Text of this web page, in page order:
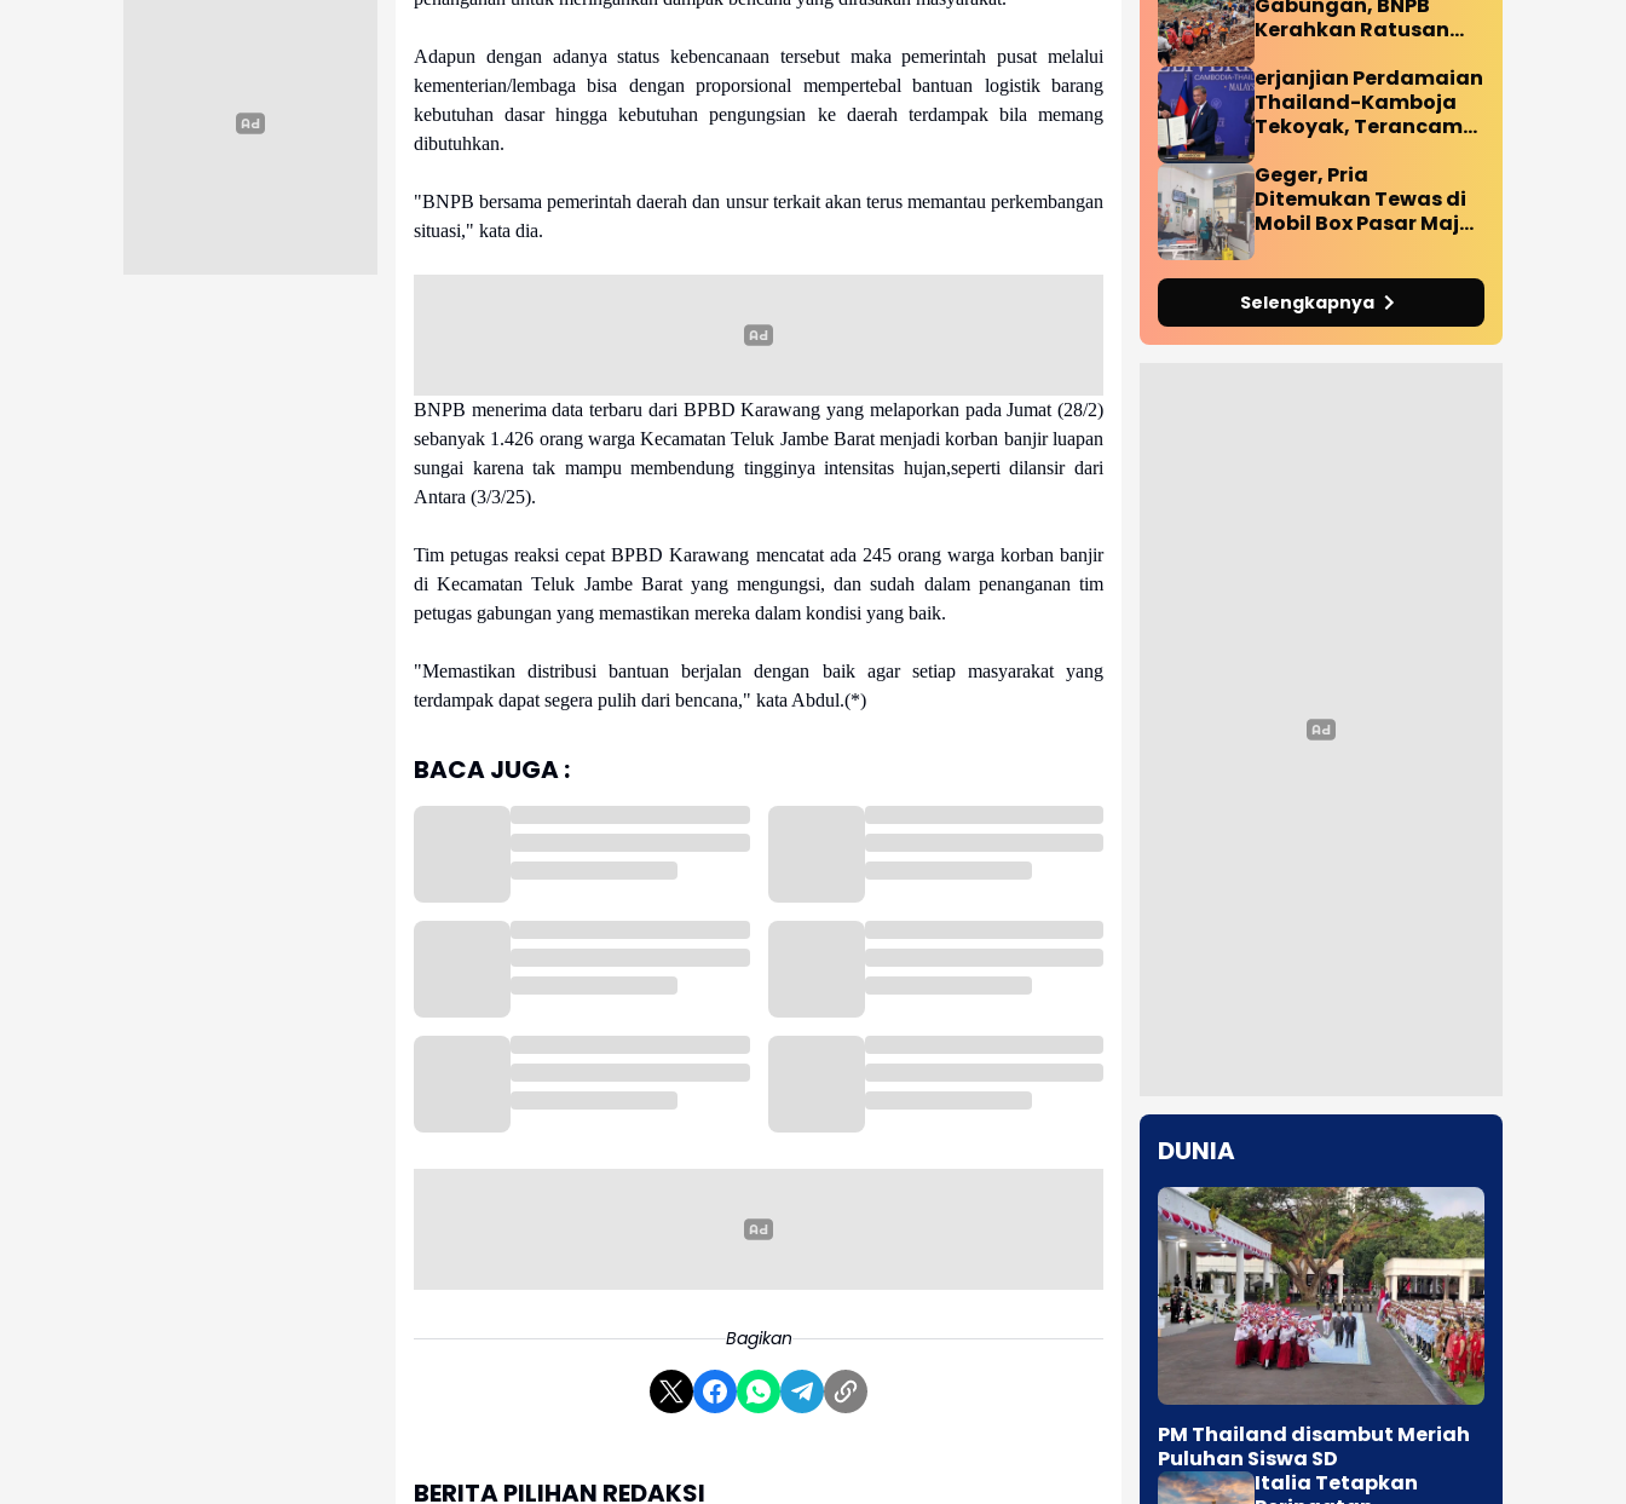
Adapun dengan adanya status kebencanaan tersebut maka pemerintah pusat melalui
kementerian/lembaga bisa dengan proporsional mempertebal bantuan logistik barang
kebutuhan dasar hingga kebutuhan pengungsian ke daerah terdampak bila memang
dibutuhkan.
"BNPB bersama pemerintah daerah dan unsur terkait akan terus memantau perkembangan
situasi," kata dia.
BNPB menerima data terbaru dari BPBD Karawang yang melaporkan pada Jumat (28/2)
sebanyak 1.426 orang warga Kecamatan Teluk Jambe Barat menjadi korban banjir luapan
sungai karena tak mampu membendung tingginya intensitas hujan,seperti dilansir dari
Antara (3/3/25).
Tim petugas reaksi cepat BPBD Karawang mencatat ada 245 orang warga korban banjir
di Kecamatan Teluk Jambe Barat yang mengungsi, dan sudah dalam penanganan tim
petugas gabungan yang memastikan mereka dalam kondisi yang baik.
"Memastikan distribusi bantuan berjalan dengan baik agar setiap masyarakat yang
terdampak dapat segera pulih dari bencana," kata Abdul.(*)
BACA JUGA :
Bagikan
BERITA PILIHAN REDAKSI
Kerahkan Ratusan
Korban Longsor
Cilacap
erjanjian Perdamaian
Thailand-Kamboja
Tekoyak, Terancam
Ranjau Darat
Diperbatasan
Geger, Pria
Ditemukan Tewas di
Mobil Box Pasar Maja
Selengkapnya
DUNIA
PM Thailand disambut Meriah
Puluhan Siswa SD
Italia Tetapkan